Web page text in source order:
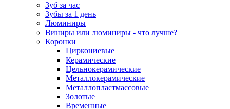
Зуб за час
Зубы за 1 день
Люминиры
Виниры или люминиры - что лучше?
Коронки
Циркониевые
Керамические
Цельнокерамические
Металлокерамические
Металлопластмассовые
Золотые
Временные